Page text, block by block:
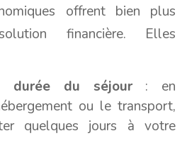
offrent bien plus
financière. Elles
durée du séjour: en
ou le transport,
quelques jours à votre